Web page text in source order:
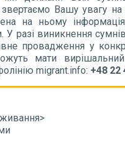
Вашу увагу
на ньому
разі виникнення
провадження у
мати
migrant.info: +48 22
>